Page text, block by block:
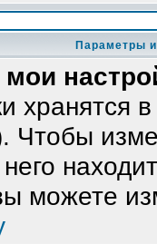
Параметры
хранятся
Чтобы
можете